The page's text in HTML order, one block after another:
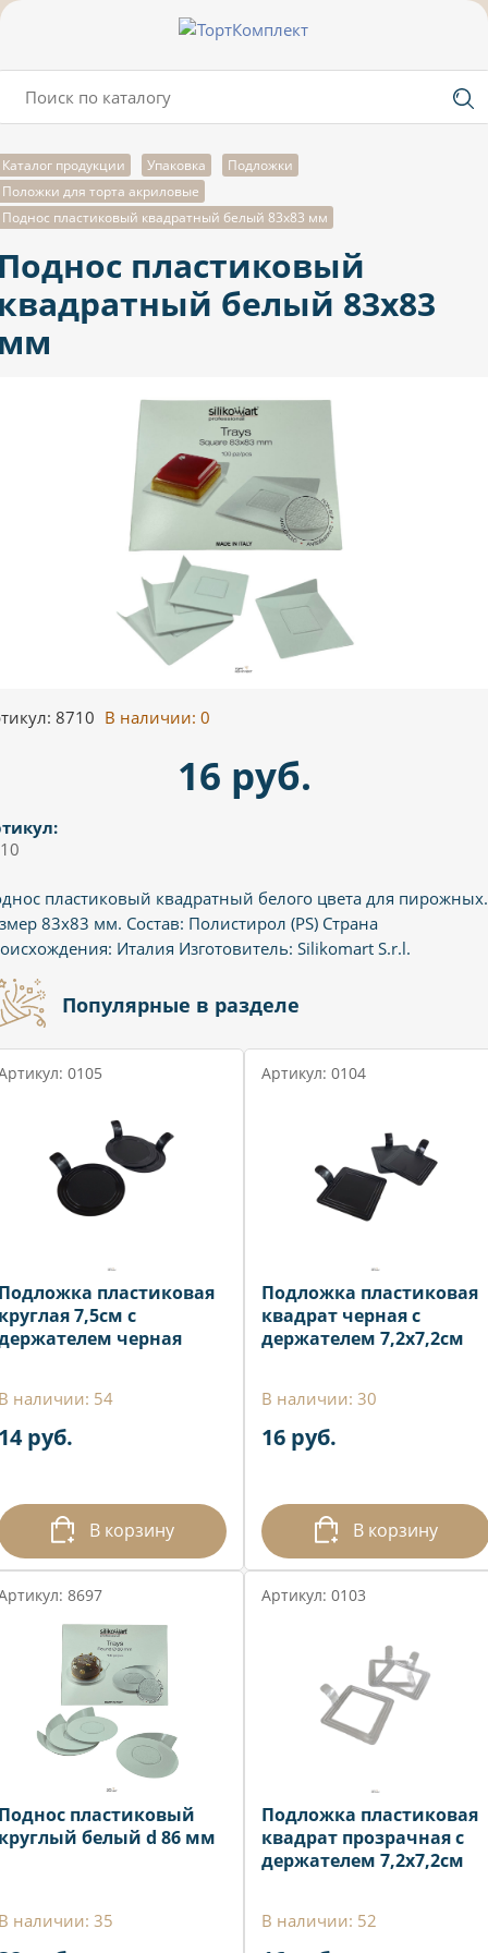
Каталог продукции Упаковка
Подложки
Положки для торта акриловые
Поднос пластиковый квадратный белый 83х83 мм
пластиковый
белый 83х83
8710 В наличии: 0
16 руб.
пластиковый квадратный белого цвета для пирожных.
83х83 мм. Состав: Полистирол (PS) Страна
Италия Изготовитель: Silikomart S.r.l.
Популярные в разделе
0105
пластиковая
7,5см с
черная
наличии: 54
руб.
В корзину
Артикул: 0104
Подложка пластиковая
квадрат черная с
держателем 7,2х7,2см
В наличии: 30
16 руб.
В корзину
8697
пластиковый
белый d 86 мм
наличии: 35
Артикул: 0103
Подложка пластиковая
квадрат прозрачная с
держателем 7,2х7,2см
В наличии: 52